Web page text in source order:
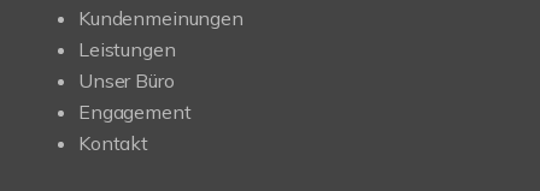
Kundenmeinungen
Leistungen
Unser Büro
Engagement
Kontakt